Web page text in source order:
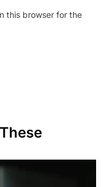
this browser for the